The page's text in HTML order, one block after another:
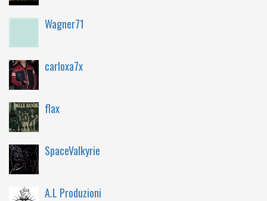
Wagner71
carloxa7x
flax
SpaceValkyrie
A.L Produzioni